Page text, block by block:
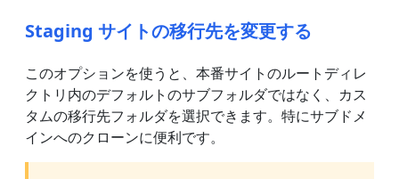
Staging サイトの移行先を変更する
このオプションを使うと、本番サイトのルートディレ
クトリ内のデフォルトのサブフォルダではなく、カス
タムの移行先フォルダを選択できます。特にサブドメ
インへのクローンに便利です。